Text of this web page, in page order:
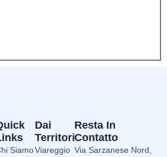
Dai
Territori
Viareggio
Siamo
Resta In
Contatto
Via Sarzanese Nord,